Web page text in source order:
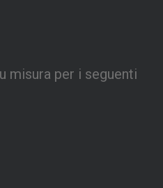
misura per i seguenti